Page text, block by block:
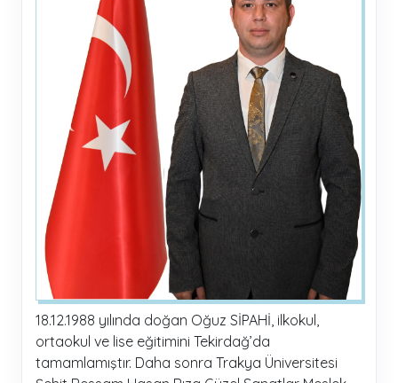
18.12.1988 yılında doğan Oğuz SİPAHİ, ilkokul,
ortaokul ve lise eğitimini Tekirdağ’da
tamamlamıştır. Daha sonra Trakya Üniversitesi